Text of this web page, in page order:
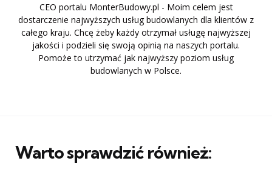
CEO portalu MonterBudowy.pl - Moim celem jest
dostarczenie najwyższych usług budowlanych dla klientów z
całego kraju. Chcę żeby każdy otrzymał usługę najwyższej
jakości i podzieli się swoją opinią na naszych portalu.
Pomoże to utrzymać jak najwyższy poziom usług
budowlanych w Polsce.
Warto sprawdzić również: